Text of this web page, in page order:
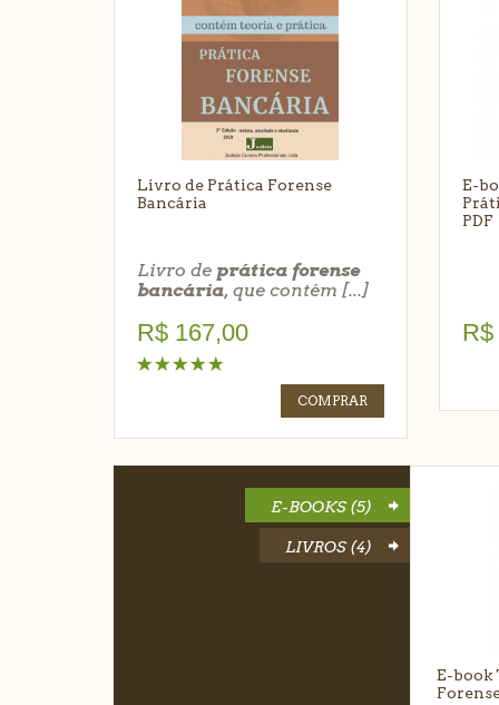
Livro de Prática Forense
Bancária
Livro de prática forense
bancária, que contém [...]
R$ 167,00
COMPRAR
E-
PDF
R$
E-BOOKS (5)
LIVROS (4)
E-book
E-book